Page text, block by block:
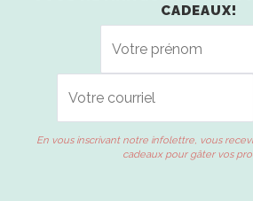
CADEAUX!
En vous inscrivant notre infolettre, vous
cadeaux pour gâter vos